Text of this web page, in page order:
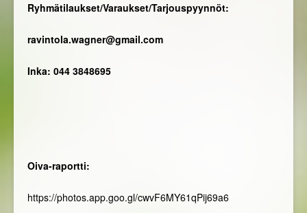
Ryhmätilaukset/Varaukset/Tarjouspyynnöt:
ravintola.wagner@gmail.com
Inka: 044 3848695
Oiva-raportti:
https://photos.app.goo.gl/cwvF6MY61qPij69a6